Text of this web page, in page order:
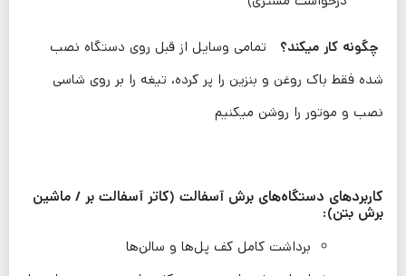
چگونه کار میکند؟ تمامی وسایل از قبل روی دستگاه نصب
شده فقط باک روغن و بنزین را پر کرده، تیغه را بر روی شاسی
نصب و موتور را روشن میکنیم
کاربردهای دستگاه‌های برش آسفالت (کاتر آسفالت بر / ماشین
برش بتن):
برداشت کامل کف پل‌ها و سالن‌ها